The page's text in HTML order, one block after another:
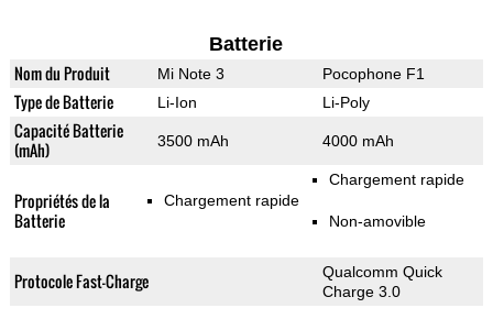
Batterie
Nom du Produit Mi Note 3 Pocophone F1
Type de Batterie Li-Ion Li-Poly
Capacité Batterie
(mAh)
3500 mAh 4000 mAh
Propriétés de la
Batterie
Chargement rapide
Chargement rapide
Non-amovible
Protocole Fast-Charge
Qualcomm Quick
Charge 3.0